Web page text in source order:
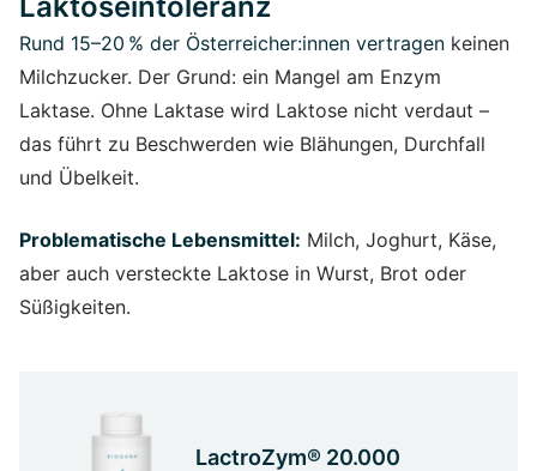
Rund 15–20 % der Österreicher:innen vertragen keinen
Milchzucker. Der Grund: ein Mangel am Enzym
Laktase. Ohne Laktase wird Laktose nicht verdaut –
das führt zu Beschwerden wie Blähungen, Durchfall
und Übelkeit.
Problematische Lebensmittel: Milch, Joghurt, Käse,
aber auch versteckte Laktose in Wurst, Brot oder
Süßigkeiten.
LactroZym® 20.000